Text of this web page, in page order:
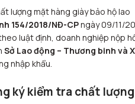
lượng mặt hàng giày bảo hộ lao
154/2018/NĐ-CPngày 09/11/
luật định, doanh nghiệp nộp
Sở Lao động – Thương binh và
nhập khẩu.
ký kiểm tra chất lượng